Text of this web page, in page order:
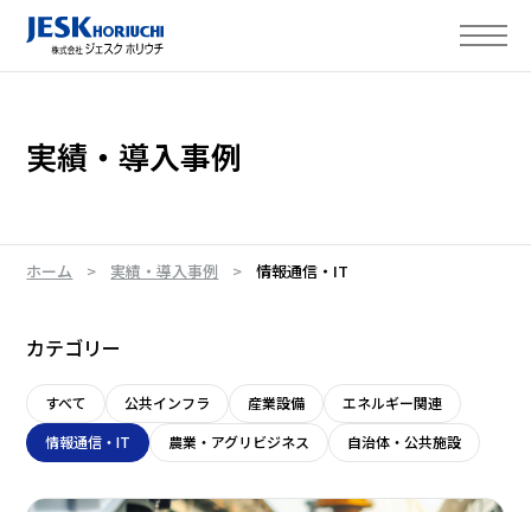
実績・導入事例
ホーム 実績・導入事例 情報通信・IT
カテゴリー
すべて 公共インフラ 産業設備
エネルギー関連
情報通信・IT
農業・アグリビジネス 自治体・公共施設